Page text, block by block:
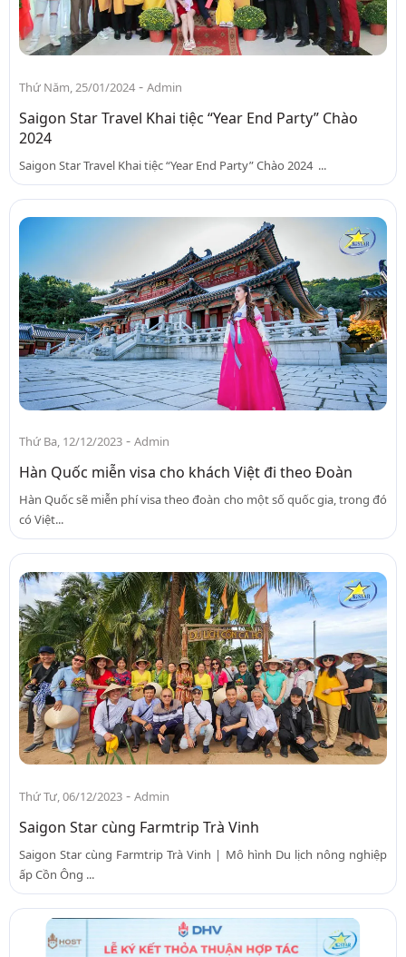
Thứ Năm, 25/01/2024 - Admin
Saigon Star Travel Khai tiệc “Year End Party” Chào
2024
Saigon Star Travel Khai tiệc “Year End Party” Chào 2024 ...
Thứ Ba, 12/12/2023 - Admin
Hàn Quốc miễn visa cho khách Việt đi theo Đoàn
Hàn Quốc sẽ miễn phí visa theo đoàn cho một số quốc gia, trong đó
có Việt...
Thứ Tư, 06/12/2023 - Admin
Saigon Star cùng Farmtrip Trà Vinh
Saigon Star cùng Farmtrip Trà Vinh | Mô hình Du lịch nông nghiệp
ấp Cồn Ông ...